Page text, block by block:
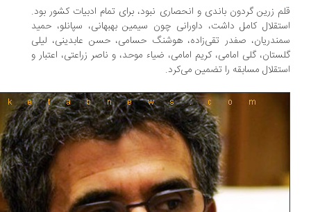
زرین گردون باندی و انحصاری نبود، برای تمام ادبیات کشور بود.
کامل داشت، داورانی چون سیمین بهبهانی، سپانلو، حمید
صفدر تقی‌زاده، هوشنگ حسامی، حسن عابدینی، لیلی
گلی امامی، کریم امامی، ضیاء موحد، و ناصر زراعتی، اعتبار و
مسابقه را تضمین می‌کرد.